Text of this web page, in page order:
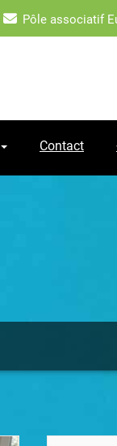
Pôle associatif
Contact